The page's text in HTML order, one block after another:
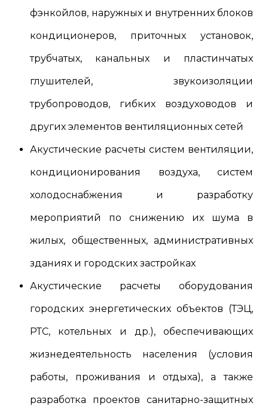
фэнкойлов, наружных и внутренних блоков
кондиционеров, приточных установок,
трубчатых, канальных и пластинчатых
глушителей, звукоизоляции
трубопроводов, гибких воздуховодов и
других элементов вентиляционных сетей
Акустические расчеты систем вентиляции,
кондиционирования воздуха, систем
холодоснабжения и разработку
мероприятий по снижению их шума в
жилых, общественных, административных
зданиях и городских застройках
Акустические расчеты оборудования
городских энергетических объектов (ТЭЦ,
РТС, котельных и др.), обеспечивающих
жизнедеятельность населения (условия
работы, проживания и отдыха), а также
разработка проектов санитарно-защитных